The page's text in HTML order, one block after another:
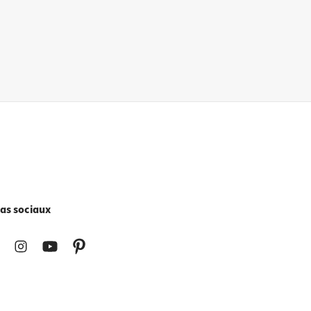
sociaux